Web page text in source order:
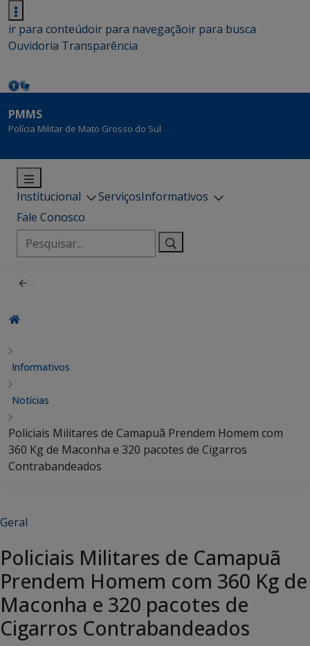
ir para conteúdoir para navegaçãoir para busca
Ouvidoria Transparência
PMMS
Polícia Militar de Mato Grosso do Sul
Institucional ServiçosInformativos
Fale Conosco
Pesquisar
por:
Informativos
Notícias
Policiais Militares de Camapuã Prendem Homem com
360 Kg de Maconha e 320 pacotes de Cigarros
Contrabandeados
Geral
Policiais Militares de Camapuã
Prendem Homem com 360 Kg de
Maconha e 320 pacotes de
Cigarros Contrabandeados